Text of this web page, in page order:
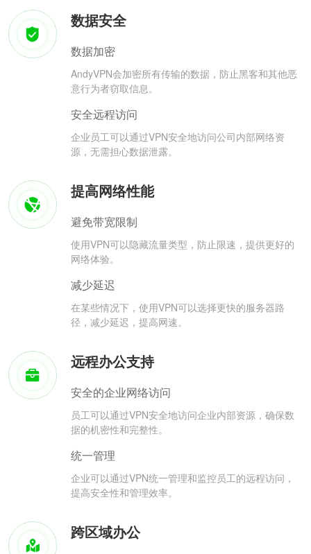
数据安全
数据加密
AndyVPN会加密所有传输的数据，防止黑客和其他恶
意行为者窃取信息。
安全远程访问
企业员工可以通过VPN安全地访问公司内部网络资
源，无需担心数据泄露。
提高网络性能
避免带宽限制
使用VPN可以隐藏流量类型，防止限速，提供更好的
网络体验。
减少延迟
在某些情况下，使用VPN可以选择更快的服务器路
径，减少延迟，提高网速。
远程办公支持
安全的企业网络访问
员工可以通过VPN安全地访问企业内部资源，确保数
据的机密性和完整性。
统一管理
企业可以通过VPN统一管理和监控员工的远程访问，
提高安全性和管理效率。
跨区域办公